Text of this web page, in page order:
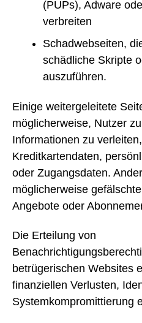
(PUPs), Adware
verbreiten
Schadwebseiten,
schädliche Skripte
auszuführen.
Einige weitergeleitete
möglicherweise, Nutzer
Informationen zu
Kreditkartendaten,
oder Zugangsdaten.
möglicherweise
Angebote oder
Die Erteilung von
betrügerischen Websites
finanziellen Verlusten,
Systemkompromittierung